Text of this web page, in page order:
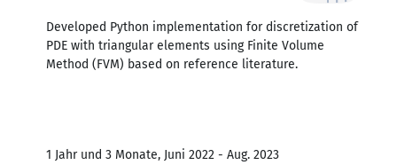
Developed Python implementation for discretization of
PDE with triangular elements using Finite Volume
Method (FVM) based on reference literature.
1 Jahr und 3 Monate, Juni 2022 - Aug. 2023